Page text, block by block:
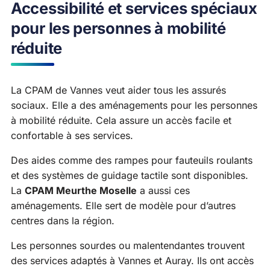
Accessibilité et services spéciaux
pour les personnes à mobilité
réduite
La CPAM de Vannes veut aider tous les assurés
sociaux. Elle a des aménagements pour les personnes
à mobilité réduite. Cela assure un accès facile et
confortable à ses services.
Des aides comme des rampes pour fauteuils roulants
et des systèmes de guidage tactile sont disponibles.
La CPAM Meurthe Moselle a aussi ces
aménagements. Elle sert de modèle pour d’autres
centres dans la région.
Les personnes sourdes ou malentendantes trouvent
des services adaptés à Vannes et Auray. Ils ont accès